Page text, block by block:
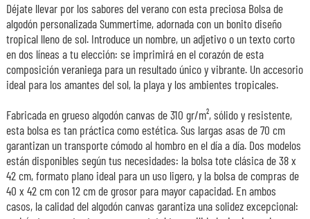
Déjate llevar por los sabores del verano con esta preciosa Bolsa de
algodón personalizada Summertime, adornada con un bonito diseño
tropical lleno de sol. Introduce un nombre, un adjetivo o un texto corto
en dos líneas a tu elección: se imprimirá en el corazón de esta
composición veraniega para un resultado único y vibrante. Un accesorio
ideal para los amantes del sol, la playa y los ambientes tropicales.
Fabricada en grueso algodón canvas de 310 gr/m², sólido y resistente,
esta bolsa es tan práctica como estética. Sus largas asas de 70 cm
garantizan un transporte cómodo al hombro en el día a día. Dos modelos
están disponibles según tus necesidades: la bolsa tote clásica de 38 x
42 cm, formato plano ideal para un uso ligero, y la bolsa de compras de
40 x 42 cm con 12 cm de grosor para mayor capacidad. En ambos
casos, la calidad del algodón canvas garantiza una solidez excepcional: